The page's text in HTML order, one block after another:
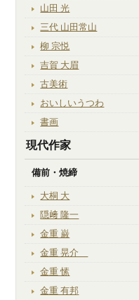
山田 光
三代 山田常山
柳 宗悦
吉賀 大眉
古美術
おいしいうつわ
書画
現代作家
備前・焼締
大桐 大
隠﨑 隆一
金重 巌
金重 晃介
金重 愫
金重 有邦